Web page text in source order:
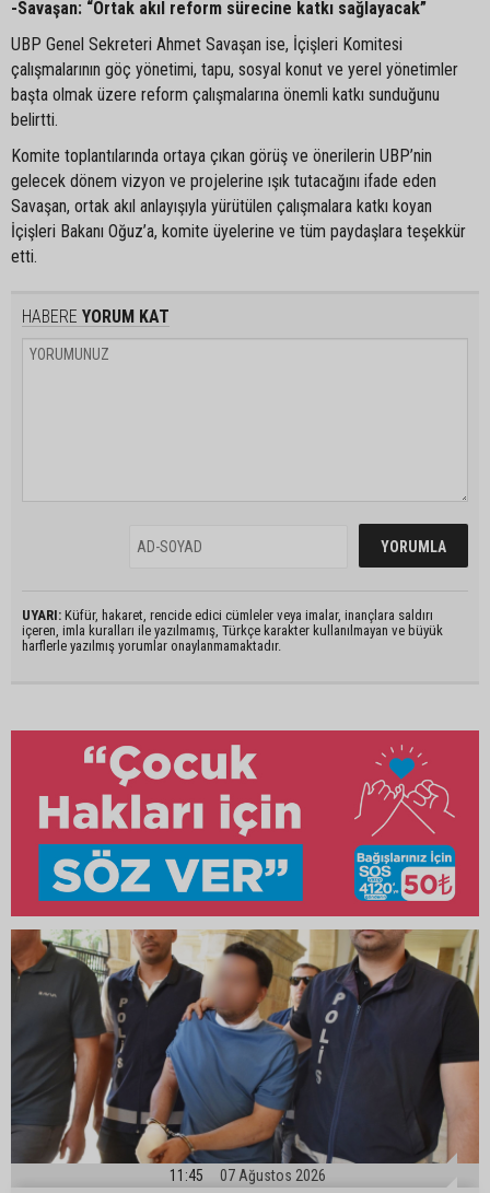
-Savaşan: “Ortak akıl reform sürecine katkı sağlayacak”
UBP Genel Sekreteri Ahmet Savaşan ise, İçişleri Komitesi
çalışmalarının göç yönetimi, tapu, sosyal konut ve yerel yönetimler
başta olmak üzere reform çalışmalarına önemli katkı sunduğunu
belirtti.
Komite toplantılarında ortaya çıkan görüş ve önerilerin UBP’nin
gelecek dönem vizyon ve projelerine ışık tutacağını ifade eden
Savaşan, ortak akıl anlayışıyla yürütülen çalışmalara katkı koyan
İçişleri Bakanı Oğuz’a, komite üyelerine ve tüm paydaşlara teşekkür
etti.
HABERE YORUM KAT
UYARI: Küfür, hakaret, rencide edici cümleler veya imalar, inançlara saldırı
içeren, imla kuralları ile yazılmamış, Türkçe karakter kullanılmayan ve büyük
harflerle yazılmış yorumlar onaylanmamaktadır.
11:45 07 Ağustos 2026